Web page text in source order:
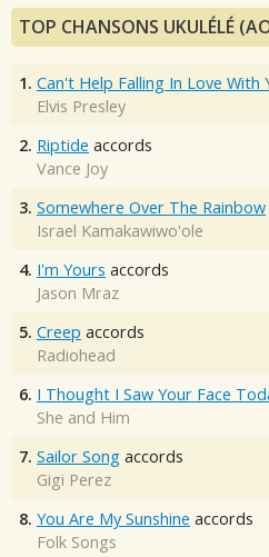
TOP CHANSONS UKULÉLÉ
1. Can't Help Falling In Love With
Elvis Presley
2. Riptide accords
Vance Joy
3. Somewhere Over The Rainbow
Israel Kamakawiwo'ole
4. I'm Yours accords
Jason Mraz
5. Creep accords
Radiohead
6. I Thought I Saw Your Face
She and Him
7. Sailor Song accords
Gigi Perez
8. You Are My Sunshine accords
Folk Songs